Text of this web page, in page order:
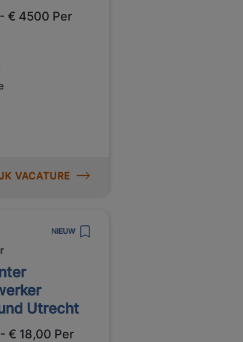
€ 4500 Per
VACATURE
NIEUW
Utrecht
€ 18,00 Per